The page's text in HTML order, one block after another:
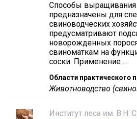
Способы выращивания
предназначены для
свиноводческих
предусматривают
новорожденных
свиноматкам на
соски. Применение ...
Области практического
Животноводство
Институт леса им. В.Н.